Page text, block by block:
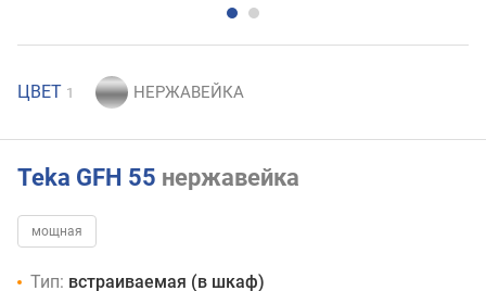
ЦВЕТ 1
Teka GFH 55 нержавейка
мощная
Тип: встраиваемая (в шкаф)